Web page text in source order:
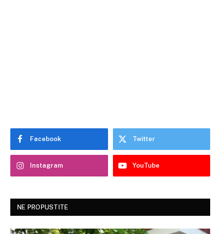
Facebook Twitter
Instagram YouTube
NE PROPUSTITE